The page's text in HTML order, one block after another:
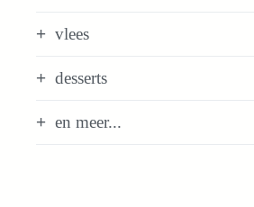
vlees
desserts
en meer...